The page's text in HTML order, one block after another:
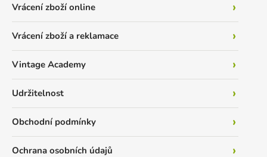
Vrácení zboží online
Vrácení zboží a reklamace
Vintage Academy
Udržitelnost
Obchodní podmínky
Ochrana osobních údajů